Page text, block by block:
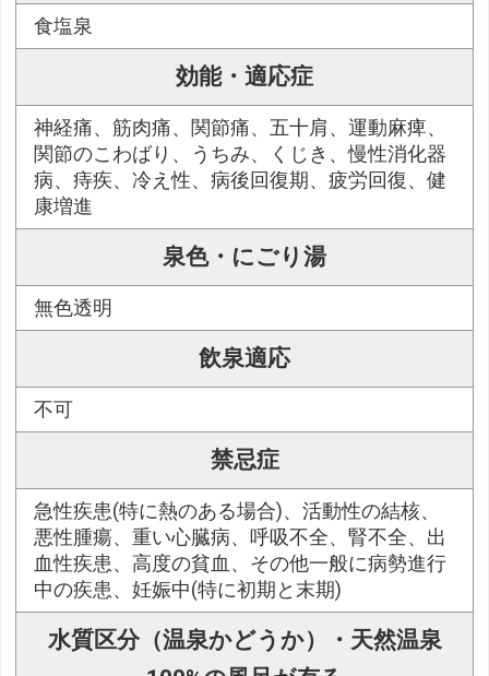
食塩泉
効能・適応症
神経痛、筋肉痛、関節痛、五十肩、運動麻痺、
関節のこわばり、うちみ、くじき、慢性消化器
病、痔疾、冷え性、病後回復期、疲労回復、健
康増進
泉色・にごり湯
無色透明
飲泉適応
不可
禁忌症
急性疾患(特に熱のある場合)、活動性の結核、
悪性腫瘍、重い心臓病、呼吸不全、腎不全、出
血性疾患、高度の貧血、その他一般に病勢進行
中の疾患、妊娠中(特に初期と末期)
水質区分（温泉かどうか）・天然温泉